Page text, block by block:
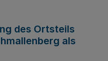
des Ortsteils
als